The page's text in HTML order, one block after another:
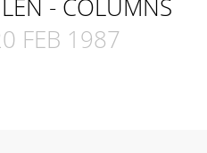
- COLUMNS
FEB 1987